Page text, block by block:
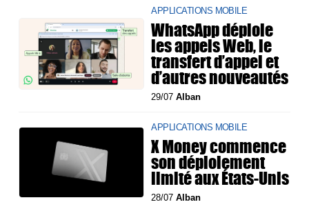
APPLICATIONS MOBILE
WhatsApp déploie
les appels Web, le
transfert d’appel et
d’autres nouveautés
29/07Alban
APPLICATIONS MOBILE
X Money commence
son déploiement
limité aux États-Unis
28/07Alban